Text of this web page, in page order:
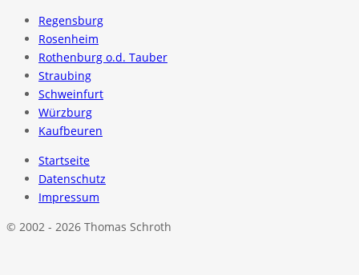
Regensburg
Rosenheim
Rothenburg o.d. Tauber
Straubing
Schweinfurt
Würzburg
Kaufbeuren
Startseite
Datenschutz
Impressum
© 2002 - 2026 Thomas Schroth